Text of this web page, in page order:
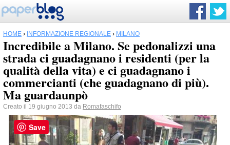
HOME › INFORMAZIONE REGIONALE › MILANO
Incredibile a Milano. Se pedonalizzi una
strada ci guadagnano i residenti (per la
qualità della vita) e ci guadagnano i
commercianti (che guadagnano di più).
Ma guardaunpò
Creato il 19 giugno 2013 da Romafaschifo
Save